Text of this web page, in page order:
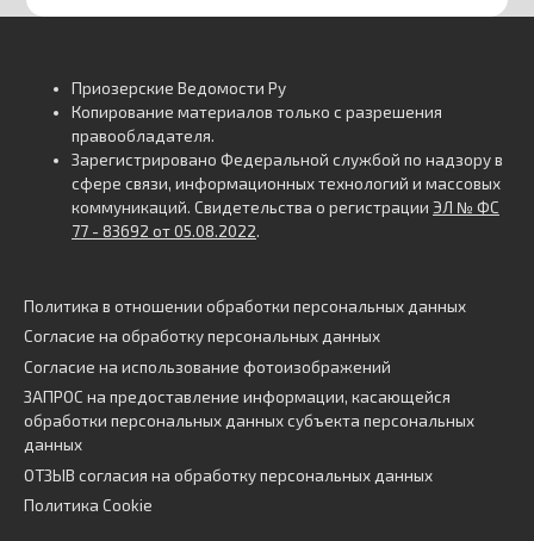
Приозерские Ведомости Ру
Копирование материалов только с разрешения
правообладателя.
Зарегистрировано Федеральной службой по надзору в
сфере связи, информационных технологий и массовых
коммуникаций. Свидетельства о регистрации ЭЛ № ФС
77 - 83692 от 05.08.2022.
Политика в отношении обработки персональных данных
Согласие на обработку персональных данных
Согласие на использование фотоизображений
ЗАПРОС на предоставление информации, касающейся
обработки персональных данных субъекта персональных
данных
ОТЗЫВ согласия на обработку персональных данных
Политика Cookie